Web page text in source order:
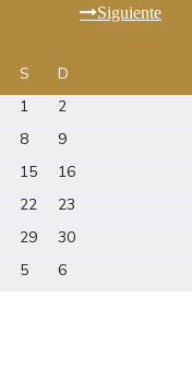
Siguiente
S
D
1
2
8
9
15
16
22
23
29
30
5 6